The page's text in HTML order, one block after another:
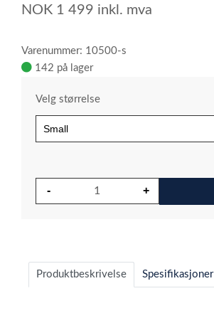
NOK 1 499 inkl. mva
Varenummer: 10500-s
142 på lager
Velg størrelse
Produktbeskrivelse Spesifikasjoner